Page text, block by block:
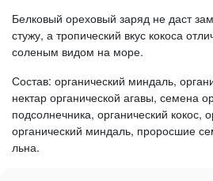
Белковый ореховый заряд не даст
стужу, а тропический вкус кокоса
соленым видом на море.
Состав: органический миндаль,
нектар органической агавы, семена
подсолнечника, органический кокос,
органический миндаль, проросшие
льна.